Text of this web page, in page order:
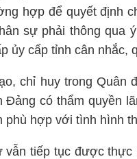
hợp để quyết định
sự phải thông qua
ủy cấp tỉnh cân nhắc,
chỉ huy trong Quân
Đảng có thẩm quyền
phù hợp với tình hình
vẫn tiếp tục được